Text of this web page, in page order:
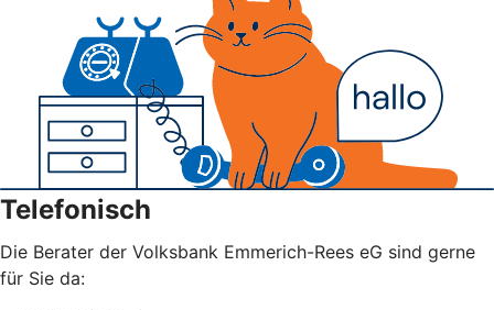
Telefonisch
Die Berater der Volksbank Emmerich-Rees eG sind gerne
für Sie da: